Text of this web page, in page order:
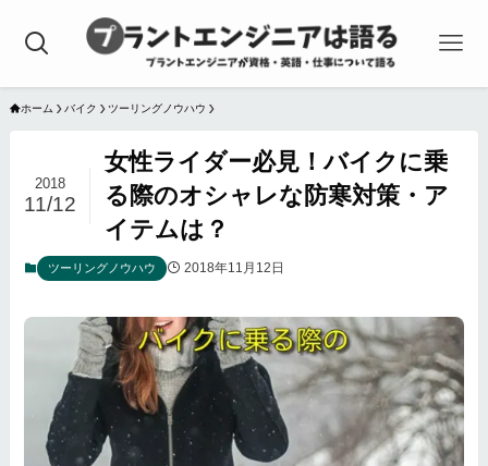
ホーム バイク ツーリングノウハウ
女性ライダー必見！バイクに乗
る際のオシャレな防寒対策・ア
イテムは？
2018
11/12
ツーリングノウハウ 2018年11月12日